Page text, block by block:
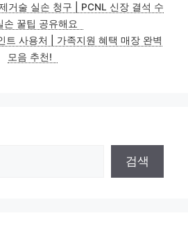
거술 실손 청구 | PCNL 신장 결석 수
손 꿀팁 공유해요
트 사용처 | 가족지원 혜택 매장 완벽
모음 추천!
검색